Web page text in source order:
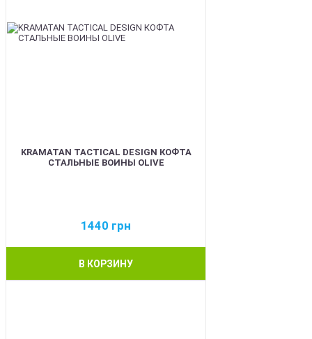
KRAMATAN TACTICAL DESIGN КОФТА
СТАЛЬНЫЕ ВОИНЫ OLIVE
1440 грн
В КОРЗИНУ